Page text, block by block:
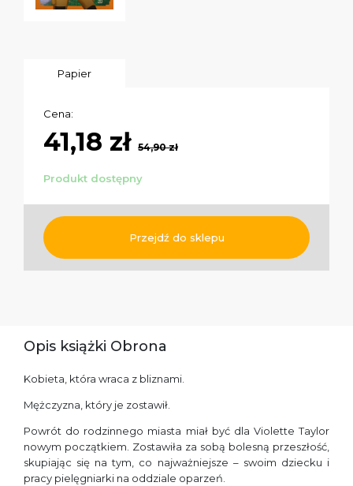
Papier
Cena:
41,18 zł 54,90 zł
Produkt dostępny
Przejdź do sklepu
Opis książki Obrona
Kobieta, która wraca z bliznami.
Mężczyzna, który je zostawił.
Powrót do rodzinnego miasta miał być dla Violette Taylor
nowym początkiem. Zostawiła za sobą bolesną przeszłość,
skupiając się na tym, co najważniejsze – swoim dziecku i
pracy pielęgniarki na oddziale oparzeń.